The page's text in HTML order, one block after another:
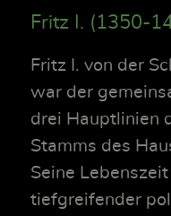
Fritz I. (1350-
Fritz I. von der
war der
drei Hauptlinien
Stamms des
Seine
tiefgreifender